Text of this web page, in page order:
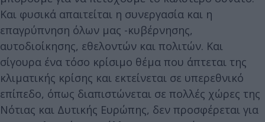
Και φυσικά απαιτείται η συνεργασία και η
επαγρύπνηση όλων μας -κυβέρνησης,
αυτοδιοίκησης, εθελοντών και πολιτών. Και
σίγουρα ένα τόσο κρίσιμο θέμα που άπτεται της
κλιματικής κρίσης και εκτείνεται σε υπερεθνικό
επίπεδο, όπως διαπιστώνεται σε πολλές χώρες της
Νότιας και Δυτικής Ευρώπης, δεν προσφέρεται για